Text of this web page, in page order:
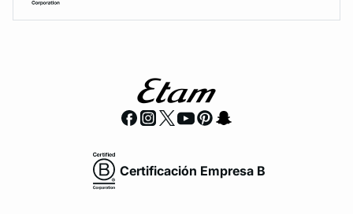
Certificación Empresa B